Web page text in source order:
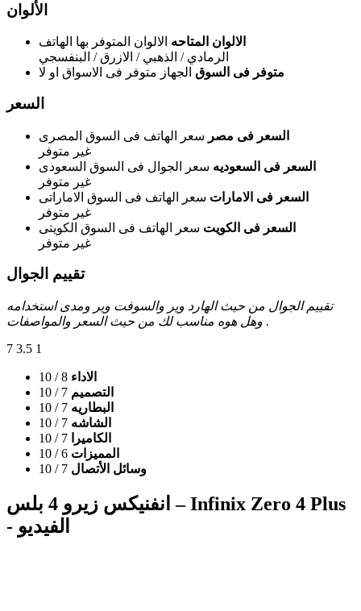
الألوان
الالوان المتاحه الالوان المتوفر بها الهاتف
الرمادي / الذهبي / الازرق / البنفسجي
متوفر فى السوق الجهاز متوفر فى الاسواق او لا
السعر
السعر فى مصر سعر الهاتف فى السوق المصرى
غير متوفر
السعر فى السعوديه سعر الجوال فى السوق السعودى
غير متوفر
السعر فى الامارات سعر الهاتف فى السوق الاماراتى
غير متوفر
السعر فى الكويت سعر الهاتف فى السوق الكويتى
غير متوفر
تقييم الجوال
تقييم الجوال من حيث الهارد وير والسوفت وير ومدى استخدامه
وهل هوه مناسب لك من حيث السعر والمواصفات .
7 3.5 1
الاداء 8
/ 10
التصميم 7
/ 10
البطاريه 7
/ 10
الشاشه 7
/ 10
الكاميرا
7
/ 10
المميزات 6
/ 10
وسائل الأتصال 7
/ 10
انفنيكس زيرو 4 بلس – Infinix Zero 4 Plus
- الفيديو